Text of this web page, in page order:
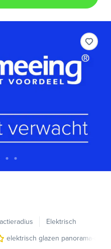
Elektrisch
elektrisch glazen panorama-dak